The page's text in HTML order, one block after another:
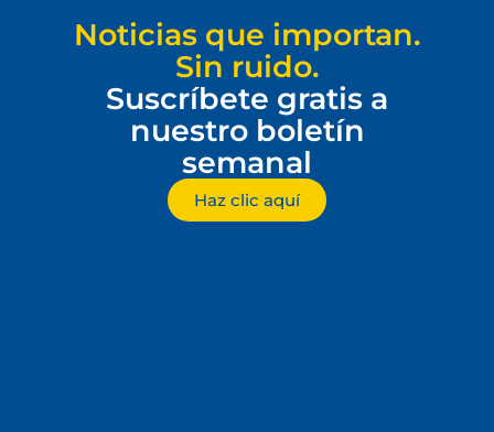
Noticias que importan.
Sin ruido.
Suscríbete gratis a
nuestro boletín
semanal
Haz clic aquí